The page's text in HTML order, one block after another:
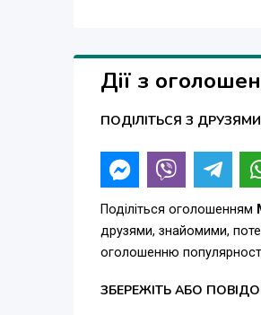
· Защитный гидроклапан
· Защита ног механика
Особенность: -
автомобиля. Не требует
стационарный , так и
Дії з
ПОДІЛІТЬСЯ З
Поділіться оголошенням
друзями, знайомими,
оголошенню
ЗБЕРЕЖІТЬ АБО